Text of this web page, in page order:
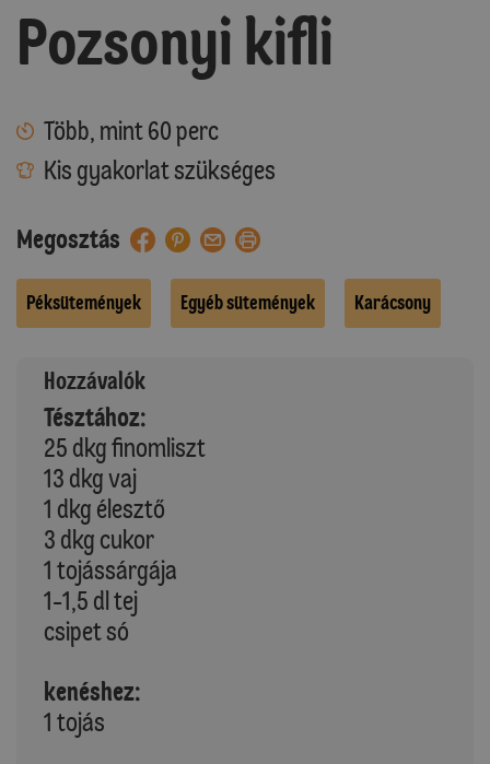
Pozsonyi kifli
Több, mint 60 perc
Kis gyakorlat szükséges
Megosztás
Péksütemények Egyéb sütemények Karácsony
Hozzávalók
Tésztához:
25 dkg finomliszt
13 dkg vaj
1 dkg élesztő
3 dkg cukor
1 tojássárgája
1-1,5 dl tej
csipet só
kenéshez:
1 tojás